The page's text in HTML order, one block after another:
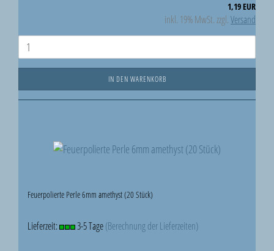
1,19 EUR
inkl. 19% MwSt. zzgl.Versand
IN DEN WARENKORB
Feuerpolierte Perle 6mm amethyst (20 Stück)
Lieferzeit: 3-5 Tage(Berechnung der Lieferzeiten)